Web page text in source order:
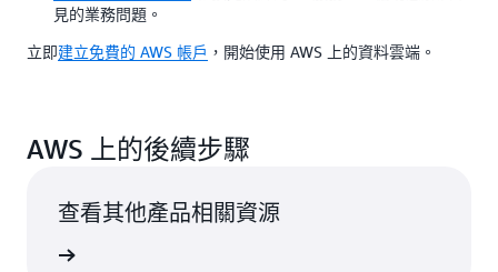
見的業務問題。
立即建立免費的 AWS 帳戶 ，開始使用 AWS 上的資料雲端。
AWS 上的後續步驟
查看其他產品相關資源